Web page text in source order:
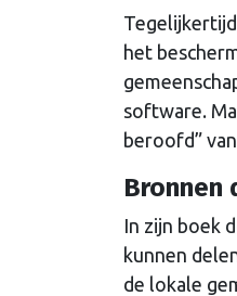
het
software.
beroofd”
Bronnen
In zijn boek
kunnen
de lokale